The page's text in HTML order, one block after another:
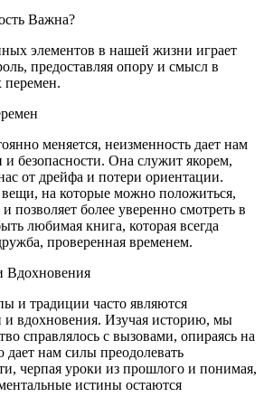
Важна?
элементов в нашей жизни играет
предоставляя опору и смысл в
перемен.
меняется, неизменность дает нам
и безопасности. Она служит якорем,
от дрейфа и потери ориентации.
вещи, на которые можно положиться,
позволяет более уверенно смотреть в
любимая книга, которая всегда
проверенная временем.
Вдохновения
и традиции часто являются
и вдохновения. Изучая историю, мы
справлялось с вызовами, опираясь на
нам силы преодолевать
черпая уроки из прошлого и понимая,
истины остаются